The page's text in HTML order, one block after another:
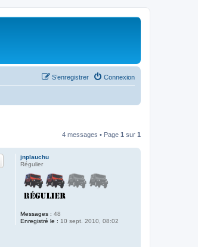
Connexion
S’enregistrer
4 messages • Page 1 sur 1
jnplauchu
Régulier
Messages : 48
Enregistré le : 10 sept. 2010, 08:02